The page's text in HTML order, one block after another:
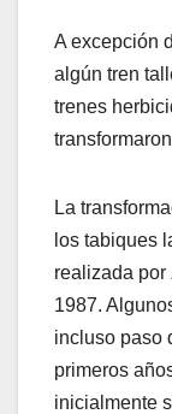
A excepción
algún tren
trenes
La
los tabiques
realizada por
1987.
incluso paso
primeros
inicialmente